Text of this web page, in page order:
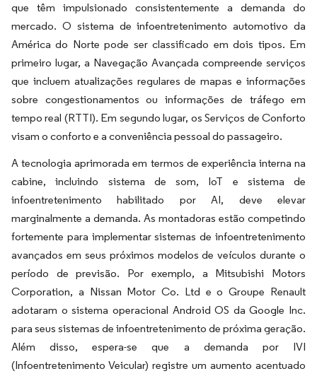
que têm impulsionado consistentemente a demanda do
mercado. O sistema de infoentretenimento automotivo da
América do Norte pode ser classificado em dois tipos. Em
primeiro lugar, a Navegação Avançada compreende serviços
que incluem atualizações regulares de mapas e informações
sobre congestionamentos ou informações de tráfego em
tempo real (RTTI). Em segundo lugar, os Serviços de Conforto
visam o conforto e a conveniência pessoal do passageiro.
A tecnologia aprimorada em termos de experiência interna na
cabine, incluindo sistema de som, IoT e sistema de
infoentretenimento habilitado por AI, deve elevar
marginalmente a demanda. As montadoras estão competindo
fortemente para implementar sistemas de infoentretenimento
avançados em seus próximos modelos de veículos durante o
período de previsão. Por exemplo, a Mitsubishi Motors
Corporation, a Nissan Motor Co. Ltd e o Groupe Renault
adotaram o sistema operacional Android OS da Google Inc.
para seus sistemas de infoentretenimento de próxima geração.
Além disso, espera-se que a demanda por IVI
(Infoentretenimento Veicular) registre um aumento acentuado